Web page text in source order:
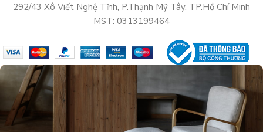
292/43 Xô Viết Nghệ Tĩnh, P.Thạnh Mỹ Tây, TP.Hồ Chí Minh
MST: 0313199464